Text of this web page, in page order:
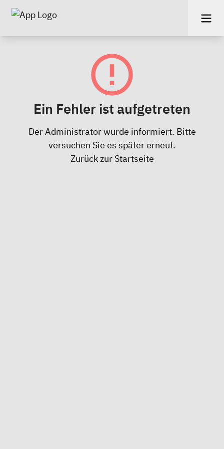
Ein Fehler ist aufgetreten
Der Administrator wurde informiert. Bitte
versuchen Sie es später erneut.
Zurück zur Startseite